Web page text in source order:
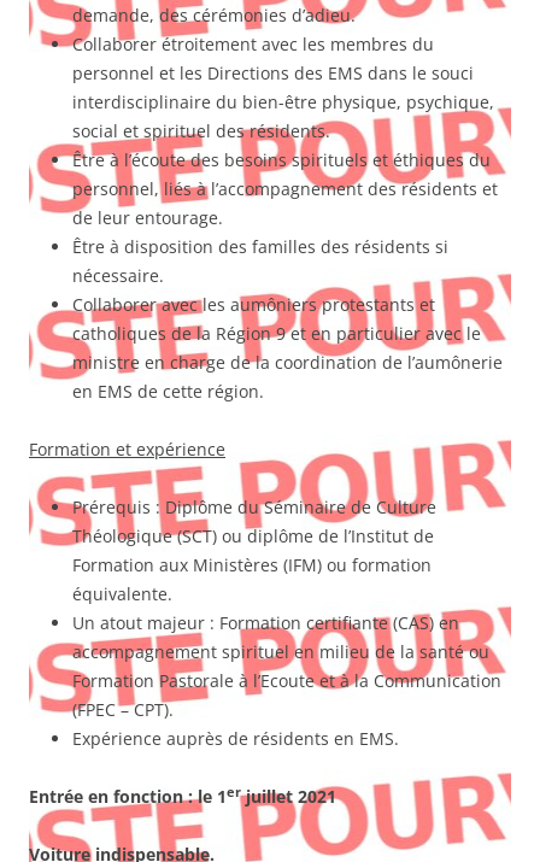
demande, des cérémonies d’adieu.
Collaborer étroitement avec les membres du
personnel et les Directions des EMS dans le souci
interdisciplinaire du bien-être physique, psychique,
social et spirituel des résidents.
Être à l’écoute des besoins spirituels et éthiques du
personnel, liés à l’accompagnement des résidents et
de leur entourage.
Être à disposition des familles des résidents si
nécessaire.
Collaborer avec les aumôniers protestants et
catholiques de la Région 9 et en particulier avec le
ministre en charge de la coordination de l’aumônerie
en EMS de cette région.
Formation et expérience
Prérequis : Diplôme du Séminaire de Culture
Théologique (SCT) ou diplôme de l’Institut de
Formation aux Ministères (IFM) ou formation
équivalente.
Un atout majeur : Formation certifiante (CAS) en
accompagnement spirituel en milieu de la santé ou
Formation Pastorale à l’Ecoute et à la Communication
(FPEC – CPT).
Expérience auprès de résidents en EMS.
Entrée en fonction : le 1erjuillet 2021
Voiture indispensable.